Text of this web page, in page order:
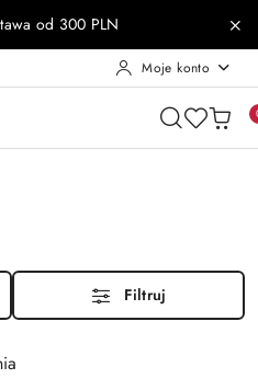
od 300 PLN
Moje konto
Filtruj